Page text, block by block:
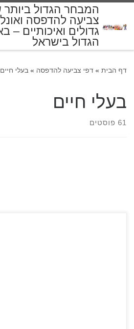
המבחר הגדול ביותר
צביעה להדפסה
גדולים ואיכותיים –
הגדול בישראל
דף הבית » דפי צביעה להדפסה » בעלי חיים
בעלי חיים
61 פוסטים